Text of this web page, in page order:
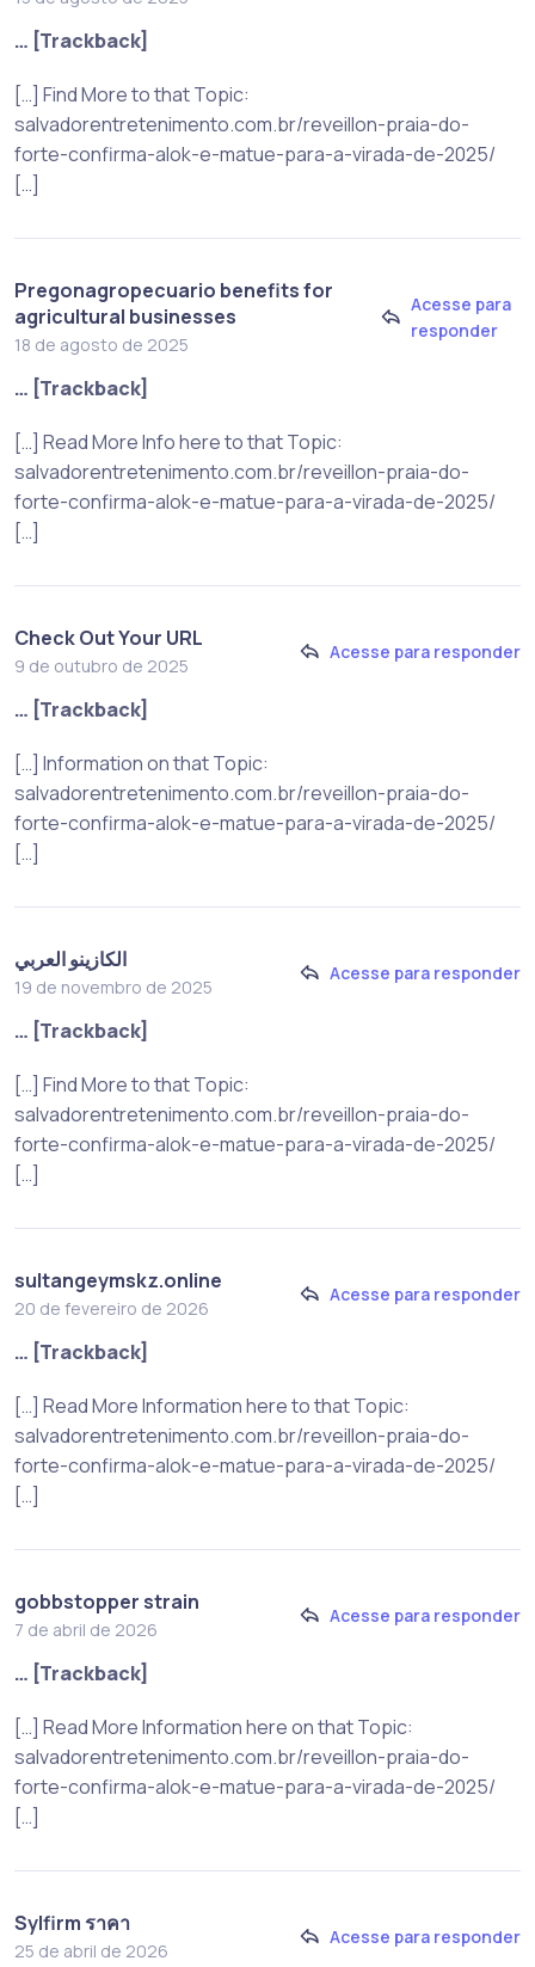
… [Trackback]
[…] Find More to that Topic:
salvadorentretenimento.com.br/reveillon-praia-do-
forte-confirma-alok-e-matue-para-a-virada-de-2025/
[…]
Pregonagropecuario benefits for
agricultural businesses
18 de agosto de 2025
Acesse para
responder
… [Trackback]
[…] Read More Info here to that Topic:
salvadorentretenimento.com.br/reveillon-praia-do-
forte-confirma-alok-e-matue-para-a-virada-de-2025/
[…]
Check Out Your URL
9 de outubro de 2025
Acesse para responder
… [Trackback]
[…] Information on that Topic:
salvadorentretenimento.com.br/reveillon-praia-do-
forte-confirma-alok-e-matue-para-a-virada-de-2025/
[…]
الكازينو العربي
19 de novembro de 2025
Acesse para responder
… [Trackback]
[…] Find More to that Topic:
salvadorentretenimento.com.br/reveillon-praia-do-
forte-confirma-alok-e-matue-para-a-virada-de-2025/
[…]
sultangeymskz.online
20 de fevereiro de 2026
Acesse para responder
… [Trackback]
[…] Read More Information here to that Topic:
salvadorentretenimento.com.br/reveillon-praia-do-
forte-confirma-alok-e-matue-para-a-virada-de-2025/
[…]
gobbstopper strain
7 de abril de 2026
Acesse para responder
… [Trackback]
[…] Read More Information here on that Topic:
salvadorentretenimento.com.br/reveillon-praia-do-
forte-confirma-alok-e-matue-para-a-virada-de-2025/
[…]
Sylfirm ราคา
25 de abril de 2026
Acesse para responder